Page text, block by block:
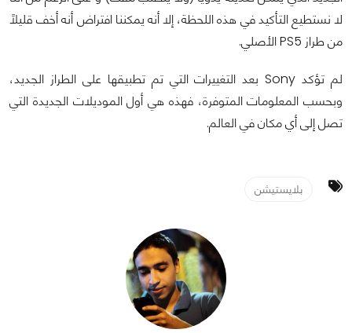
لا نستطيع التأكيد في هذه اللحظة، إلا أنه يمكننا افتراض أنه أخف قليلاً
من طراز PS5 الأصلي.
لم تؤكد Sony بعد التغييرات التي تم تطبيقها على الطراز الجديد،
وبحسب المعلومات المتوفرة، فهذه هي أول الموديلات الجديدة التي
تصل إلى أي مكان في العالم.
بلايستيشن